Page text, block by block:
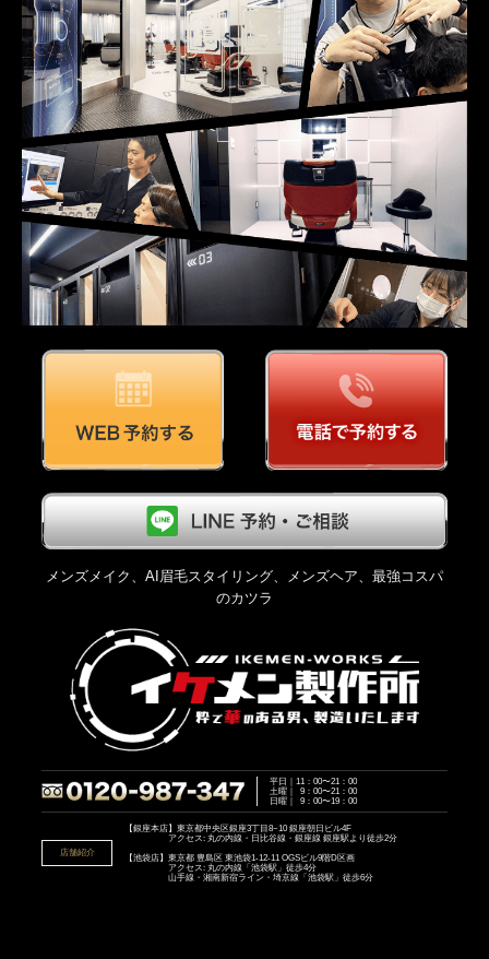
メンズメイク、AI眉毛スタイリング、メンズヘア、最強コスパ
のカツラ
平日｜11：00〜21：00
土曜｜ 9：00〜21：00
日曜｜ 9：00〜19：00
店舗紹介
【銀座本店】東京都中央区銀座3丁目8−10 銀座朝日ビル4F
アクセス: 丸の内線・日比谷線・銀座線 銀座駅より徒歩2分
【池袋店】東京都 豊島区 東池袋1-12-11 OGSビル9階D区画
アクセス: 丸の内線「池袋駅」徒歩4分
山手線・湘南新宿ライン・埼京線「池袋駅」徒歩6分